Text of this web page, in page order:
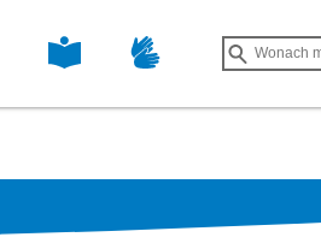
Leichte SpracheGebärdensprache
Suche
Suche